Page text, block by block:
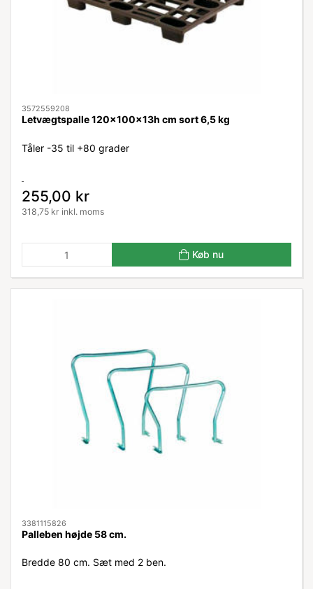
3572559208
Letvægtspalle 120x100x13h cm sort 6,5 kg
Tåler -35 til +80 grader
255,00 kr
318,75 kr inkl. moms
Køb nu
3381115826
Palleben højde 58 cm.
Bredde 80 cm. Sæt med 2 ben.